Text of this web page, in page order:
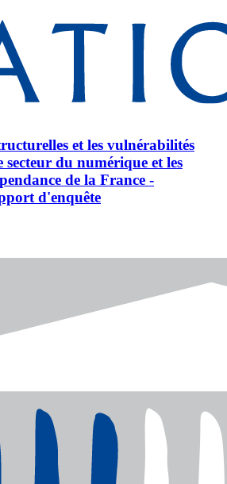
et les vulnérabilités
secteur du numérique et les
de la France -
d'enquête